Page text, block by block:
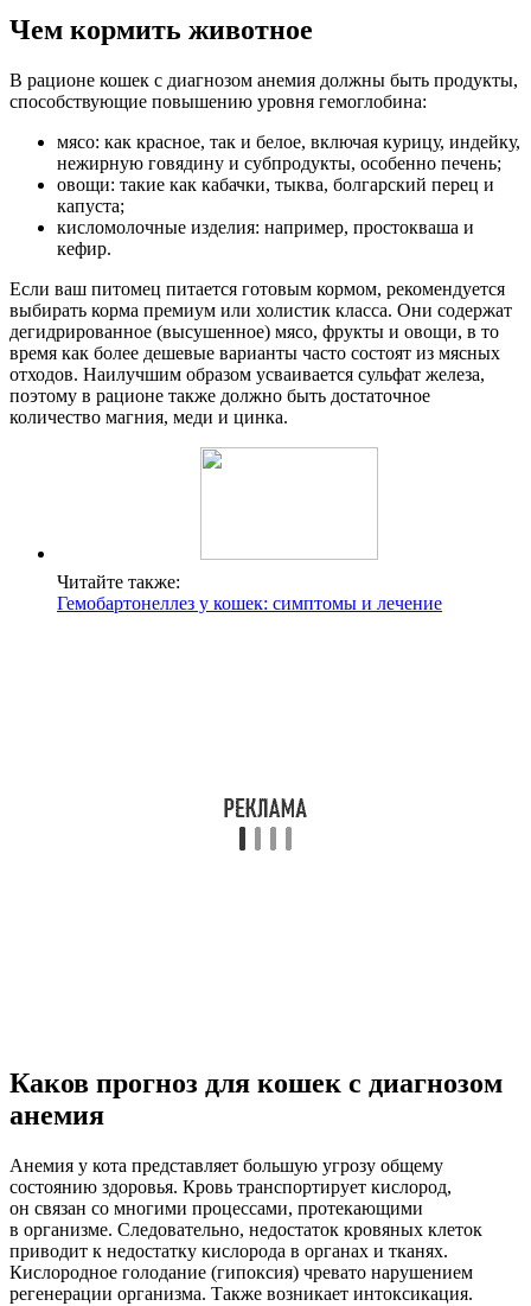
Чем кормить животное
В рационе кошек с диагнозом анемия должны быть продукты,
способствующие повышению уровня гемоглобина:
мясо: как красное, так и белое, включая курицу, индейку,
нежирную говядину и субпродукты, особенно печень;
овощи: такие как кабачки, тыква, болгарский перец и
капуста;
кисломолочные изделия: например, простокваша и
кефир.
Если ваш питомец питается готовым кормом, рекомендуется
выбирать корма премиум или холистик класса. Они содержат
дегидрированное (высушенное) мясо, фрукты и овощи, в то
время как более дешевые варианты часто состоят из мясных
отходов. Наилучшим образом усваивается сульфат железа,
поэтому в рационе также должно быть достаточное
количество магния, меди и цинка.
Читайте также:
Гемобартонеллез у кошек: симптомы и лечение
Каков прогноз для кошек с диагнозом
анемия
Анемия у кота представляет большую угрозу общему
состоянию здоровья. Кровь транспортирует кислород,
он связан со многими процессами, протекающими
в организме. Следовательно, недостаток кровяных клеток
приводит к недостатку кислорода в органах и тканях.
Кислородное голодание (гипоксия) чревато нарушением
регенерации организма. Также возникает интоксикация.